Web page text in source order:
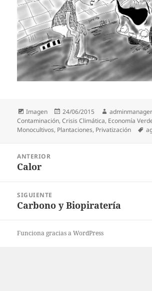
Formato
Imagen
Publicado
el
24/06/2015 Autor
adminmanager
Contaminación,Crisis Climática, Economía
Monocultivos, Plantaciones, Privatización
entradas
ANTERIOR
Entrada
Calor
SIGUIENTE
Entrada
Carbono y Biopiratería
Funciona gracias a WordPress